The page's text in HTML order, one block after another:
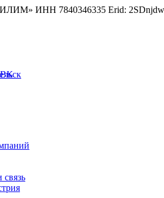
ИНН 7840346335 Erid:
связь